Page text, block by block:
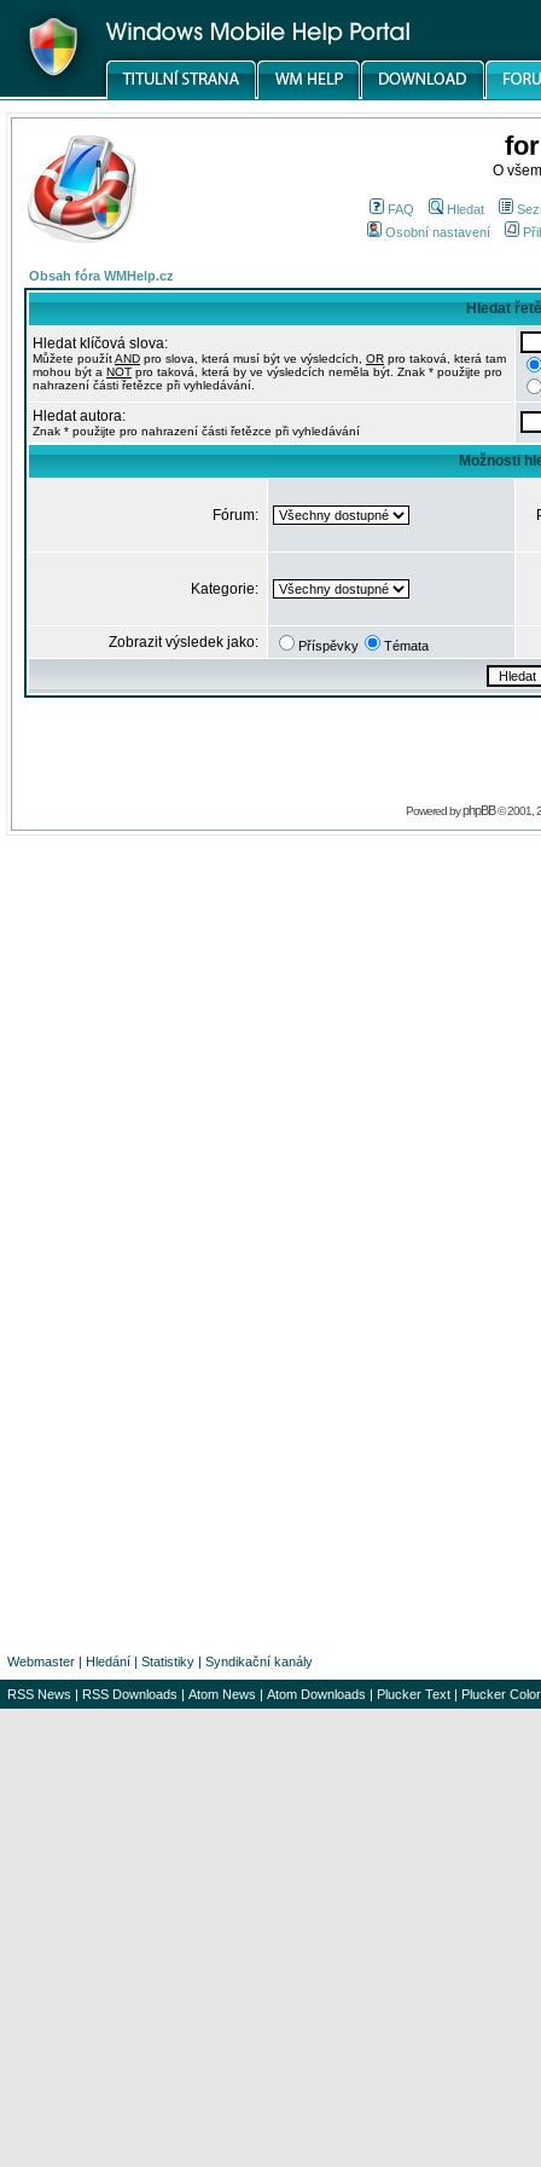
O
FAQ Hledat
Osobní nastavení
Obsah fóra WMHelp.cz
Hledat
Hledat klíčová slova:
Můžete použítAND pro slova, která musí být ve výsledcích, OR pro taková, která tam
mohou být a NOT pro taková, která by ve výsledcích neměla být. Znak * použijte pro
nahrazení části řetězce při vyhledávání.
Hledat autora:
Znak * použijte pro nahrazení části řetězce při vyhledávání
Možnosti
Fórum:
Kategorie:
Zobrazit výsledek jako: Příspěvky Témata
Powered byphpBB© 2001,
Webmaster | Hledání | Statistiky | Syndikační kanály
RSS News | RSS Downloads | Atom News | Atom Downloads | Plucker Text | Plucker Color